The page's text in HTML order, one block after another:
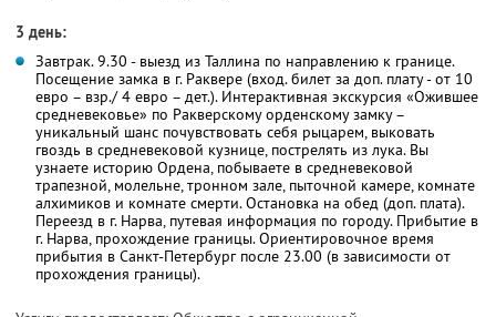
3 день:
Завтрак. 9.30 - выезд из Таллина по направлению к границе.
Посещение замка в г. Раквере (вход. билет за доп. плату - от 10
евро – взр./ 4 евро – дет.). Интерактивная экскурсия «Ожившее
средневековье» по Ракверскому орденскому замку –
уникальный шанс почувствовать себя рыцарем, выковать
гвоздь в средневековой кузнице, пострелять из лука. Вы
узнаете историю Ордена, побываете в средневековой
трапезной, молельне, тронном зале, пыточной камере, комнате
алхимиков и комнате смерти. Остановка на обед (доп. плата).
Переезд в г. Нарва, путевая информация по городу. Прибытие в
г. Нарва, прохождение границы. Ориентировочное время
прибытия в Санкт-Петербург после 23.00 (в зависимости от
прохождения границы).